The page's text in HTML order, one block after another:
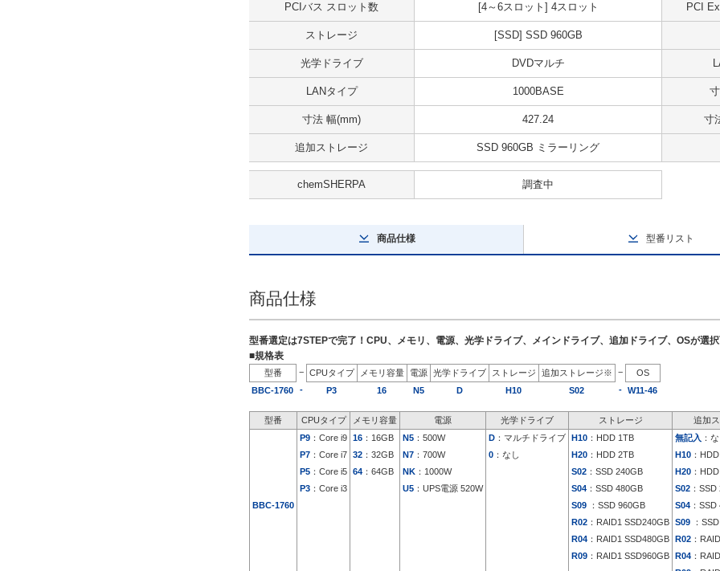
PCIバス スロット数 [4～6スロット] 4スロット PCI
ストレージ [SSD] SSD 960GB
光学ドライブ DVDマルチ
LANタイプ 1000BASE
寸法 幅(mm) 427.24 寸
追加ストレージ SSD 960GB ミラーリング
chemSHERPA 調査中
商品仕様 型番リスト
商品仕様
型番選定は7STEPで完了！CPU、メモリ、電源、光学ドライブ、メインドライブ、追加ドライブ、OSが選
■規格表
型番 − CPUタイプ メモリ容量 電源 光学ドライブ ストレージ 追加ストレージ※ −
OS
BBC-1760
- P3 16 N5 D H10 S02 - W11-46
型番 CPUタイプ メモリ容量 電源 光学ドライブ ストレージ 追加
BBC-1760
P9 ：Core i9 16 ：16GB N5 ：500W D ：マルチドライブ H10 ：HDD 1TB 無記入 ：
P7 ：Core i7 32 ：32GB N7 ：700W 0 ：なし H20 ：HDD 2TB H10 ：
P5 ：Core i5 64 ：64GB NK ：1000W S02 ：SSD 240GB H20 ：
P3 ：Core i3 U5 ：UPS電源 520W S04 ：SSD 480GB S02 ：
S09 ：SSD 960GB S04 ：
R02 ：RAID1 SSD240GB S09 ：
R04 ：RAID1 SSD480GB R02 ：
R09 ：RAID1 SSD960GB R04 ：